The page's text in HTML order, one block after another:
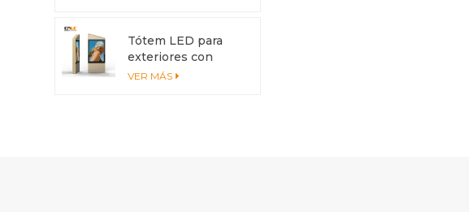
exteriores
Tótem LED para
exteriores con
pantalla de 6500
VER MÁS